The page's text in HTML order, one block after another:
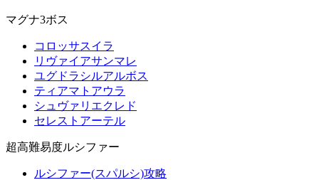
マグナ3ボス
コロッサスイラ
リヴァイアサンマレ
ユグドラシルアルボス
ティアマトアウラ
シュヴァリエクレド
セレストアーテル
超高難易度ルシファー
ルシファー(スパルシ)攻略